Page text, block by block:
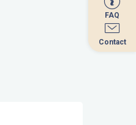
FAQ
Contact